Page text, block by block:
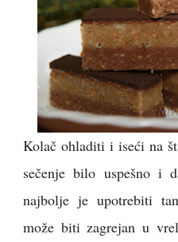
Kolač ohladiti i iseći na
sečenje bilo uspešno i
najbolje je upotrebiti
može biti zagrejan u